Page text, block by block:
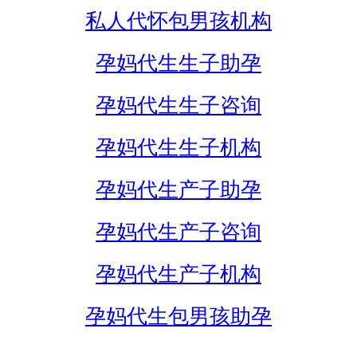
私人代怀包男孩机构
孕妈代生生子助孕
孕妈代生生子咨询
孕妈代生生子机构
孕妈代生产子助孕
孕妈代生产子咨询
孕妈代生产子机构
孕妈代生包男孩助孕